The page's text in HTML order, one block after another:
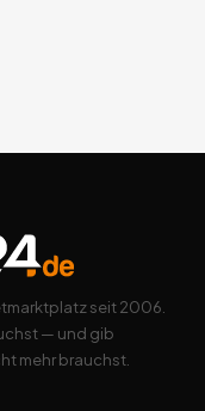
seit 2006.
— und gib
mehr brauchst.